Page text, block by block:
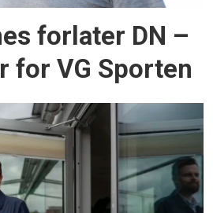
forlater DN –
for VG Sporten